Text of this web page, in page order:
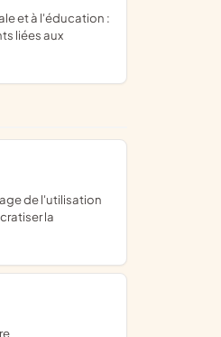
liées aux
la